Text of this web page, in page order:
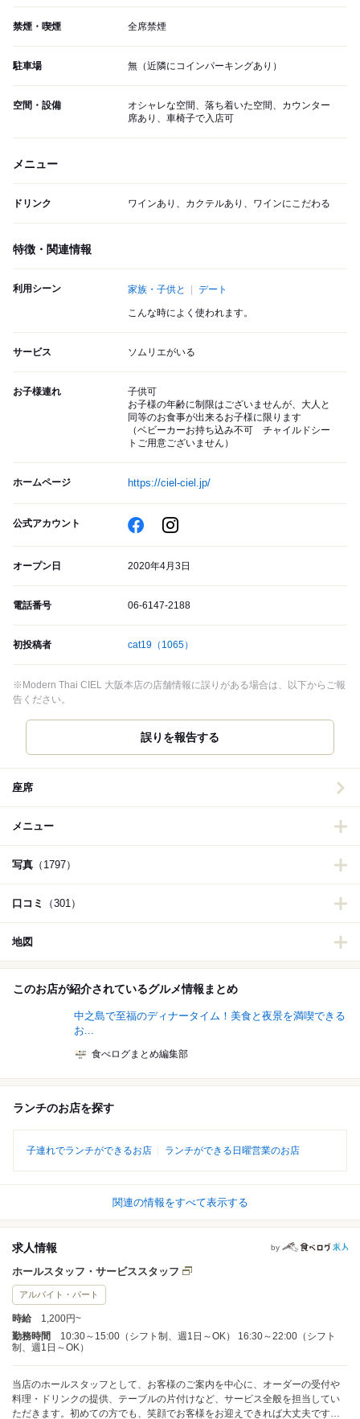
禁煙・喫煙 全席禁煙
駐車場 無（近隣にコインパーキングあり）
空間・設備
オシャレな空間、落ち着いた空間、カウンター
席あり、車椅子で入店可
メニュー
ドリンク ワインあり、カクテルあり、ワインにこだわる
特徴・関連情報
利用シーン 家族・子供と デート
こんな時によく使われます。
サービス ソムリエがいる
お子様連れ
子供可
お子様の年齢に制限はございませんが、大人と
同等のお食事が出来るお子様に限ります
（ベビーカーお持ち込み不可 チャイルドシー
トご用意ございません）
ホームページ https://ciel-ciel.jp/
公式アカウント
オープン日 2020年4月3日
電話番号 06-6147-2188
初投稿者 cat19 （1065）
※Modern Thai CIEL 大阪本店の店舗情報に誤りがある場合は、以下からご報
告ください。
誤りを報告する
座席
メニュー
写真 （1797）
口コミ （301）
地図
このお店が紹介されているグルメ情報まとめ
中之島で至福のディナータイム！美食と夜景を満喫できる
お...
食べログまとめ編集部
ランチのお店を探す
子連れでランチができるお店 ランチができる日曜営業のお店
関連の情報をすべて表示する
求人情報 by
ホールスタッフ・サービススタッフ
アルバイト・パート
時給
1,200円~
勤務時間
10:30～15:00（シフト制、週1日～OK） 16:30～22:00（シフト
制、週1日～OK）
当店のホールスタッフとして、お客様のご案内を中心に、オーダーの受付や
料理・ドリンクの提供、テーブルの片付けなど、サービス全般を担当してい
ただきます。初めての方でも、笑顔でお客様をお迎えできれば大丈夫ですの